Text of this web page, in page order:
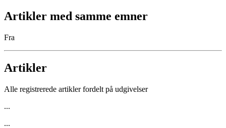
Artikler med samme emner
Fra
Artikler
Alle registrerede artikler fordelt på udgivelser
...
...